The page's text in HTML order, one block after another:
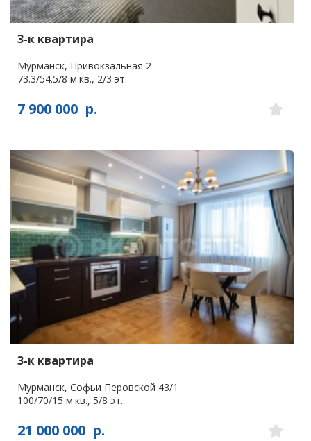
3-к квартира
Мурманск, Привокзальная 2
73.3/54.5/8 м.кв., 2/3 эт.
7 900 000 р.
3-к квартира
Мурманск, Софьи Перовской 43/1
100/70/15 м.кв., 5/8 эт.
21 000 000 р.